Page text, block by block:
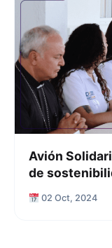
Avión
02 Oct, 2024